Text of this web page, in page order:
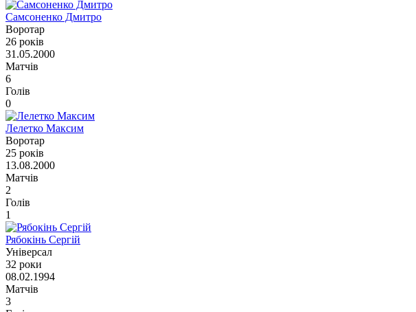
Самсоненко Дмитро
Воротар
26 років
31.05.2000
Матчів
6
Голів
0
Лелетко Максим
Воротар
25 років
13.08.2000
Матчів
2
Голів
1
Рябокінь Сергій
Універсал
32 роки
08.02.1994
Матчів
3